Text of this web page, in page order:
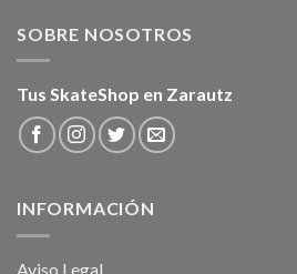
SOBRE NOSOTROS
Tus SkateShop en Zarautz
INFORMACIÓN
Aviso Legal